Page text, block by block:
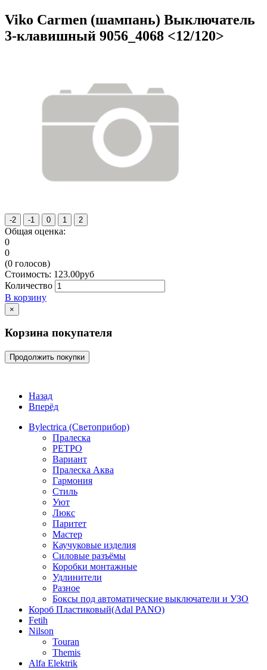
Viko Carmen (шампань) Выключатель
3-клавишный 9056_4068 <12/120>
Общая оценка:
0
0
(0 голосов)
Стоимость: 123.00руб
Количество
В корзину
×
Корзина покупателя
Продолжить покупки
Назад
Вперёд
Bylectrica (Светоприбор)
Пралеска
РЕТРО
Вариант
Пралеска Аква
Гармония
Стиль
Уют
Люкс
Паритет
Мастер
Каучуковые изделия
Силовые разъёмы
Коробки монтажные
Удлинители
Разное
Боксы под автоматические выключатели и УЗО
Короб Пластиковый(Adal PANO)
Fetih
Nilson
Touran
Themis
Alfa Elektrik